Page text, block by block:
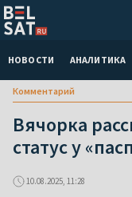
НОВОСТИ АНАЛИТИКА
Комментарий
Вячорка
статус у
10.08.2025, 11:28